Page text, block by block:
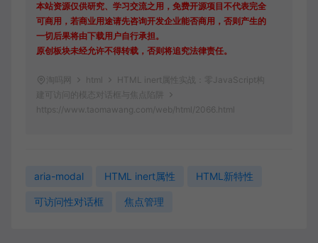
本站资源仅供研究、学习交流之用，免费开源项目不代表完全
可商用，若商业用途请先咨询开发企业能否商用，否则产生的
一切后果将由下载用户自行承担。
原创板块未经允许不得转载，否则将追究法律责任。
淘吗网 html
HTML inert属性实战：零JavaScript构
建可访问的模态对话框与焦点陷阱
https://www.taomawang.com/web/html/2066.html
aria-modal HTML inert属性 HTML新特性
可访问性对话框 焦点管理